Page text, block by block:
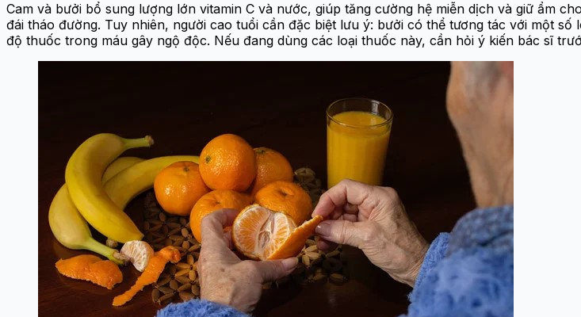
Cam và bưởi bổ sung lượng lớn vitamin C và nước, giúp tăng cường hệ miễn dịch và giữ ẩm
đái tháo đường. Tuy nhiên, người cao tuổi cần đặc biệt lưu ý: bưởi có thể tương tác với một
độ thuốc trong máu gây ngộ độc. Nếu đang dùng các loại thuốc này, cần hỏi ý kiến bác sĩ